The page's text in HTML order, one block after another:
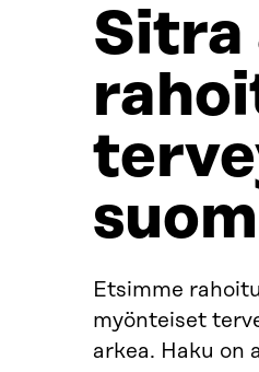
Sitra
Etsimme
myönteiset
arkea. Haku on